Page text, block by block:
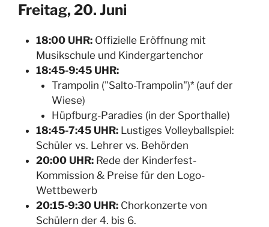
Freitag, 20. Juni
18:00 UHR: Offizielle Eröffnung mit
Musikschule und Kindergartenchor
18:45-9:45 UHR:
Trampolin ("Salto-Trampolin")* (auf der
Wiese)
Hüpfburg-Paradies (in der Sporthalle)
18:45-7:45 UHR: Lustiges Volleyballspiel:
Schüler vs. Lehrer vs. Behörden
20:00 UHR: Rede der Kinderfest-
Kommission & Preise für den Logo-
Wettbewerb
20:15-9:30 UHR: Chorkonzerte von
Schülern der 4. bis 6.